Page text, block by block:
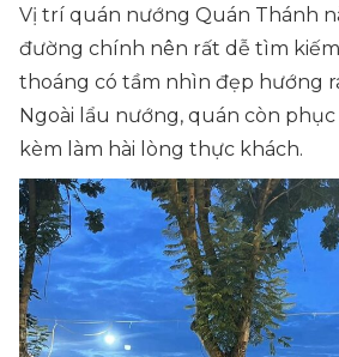
Vị trí quán nướng Quán Thánh
đường chính nên rất dễ tìm
thoáng có tầm nhìn đẹp hướng
Ngoài lẩu nướng, quán còn
kèm làm hài lòng thực khách.